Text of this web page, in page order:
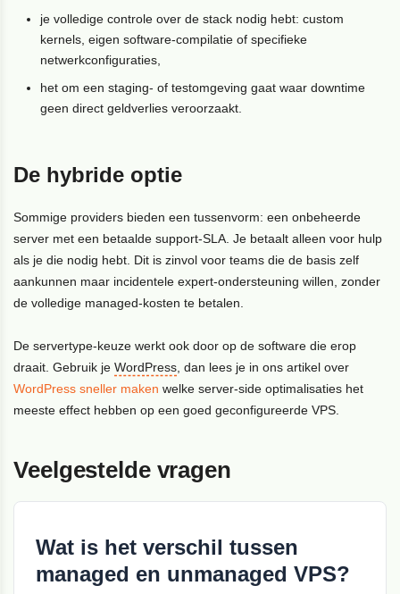
je volledige controle over de stack nodig hebt: custom
kernels, eigen software-compilatie of specifieke
netwerkconfiguraties,
het om een staging- of testomgeving gaat waar downtime
geen direct geldverlies veroorzaakt.
De hybride optie
Sommige providers bieden een tussenvorm: een onbeheerde
server met een betaalde support-SLA. Je betaalt alleen voor hulp
als je die nodig hebt. Dit is zinvol voor teams die de basis zelf
aankunnen maar incidentele expert-ondersteuning willen, zonder
de volledige managed-kosten te betalen.
De servertype-keuze werkt ook door op de software die erop
draait. Gebruik jeWordPress, dan lees je in ons artikel over
WordPress sneller maken welke server-side optimalisaties het
meeste effect hebben op een goed geconfigureerde VPS.
Veelgestelde vragen
Wat is het verschil tussen
managed en unmanaged VPS?